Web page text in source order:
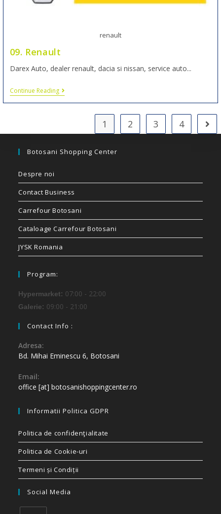
renault
09. Renault
Darex Auto, dealer renault, dacia si nissan, service auto...
Continue Reading
1 2 3 4
Botosani Shopping Center
Despre noi
Contact Business
Carrefour Botosani
Cataloage Carrefour Botosani
JYSK Romania
Program:
Hypermarket: 07:00 - 22:00
Galerie: 09:00 - 21:00
Contact Info :
Adresa:
Bd. Mihai Eminescu 6, Botosani
Email:
office [at] botosanishoppingcenter.ro
Informatii Politica GDPR
Politica de confidenţialitate
Politica de Cookie-uri
Termeni și Condiții
Social Media